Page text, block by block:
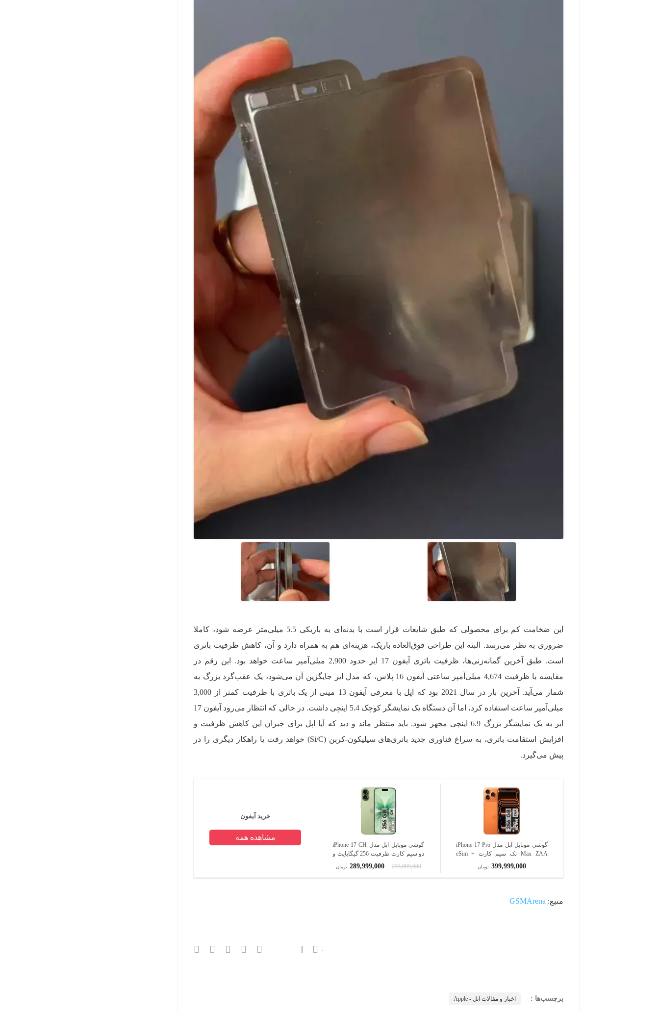
این ضخامت کم برای محصولی که طبق شایعات قرار است با بدنه‌ای به باریکی 5.5 میلی‌متر عرضه شود، کاملا
ضروری به نظر می‌رسد. البته این طراحی فوق‌العاده باریک، هزینه‌ای هم به همراه دارد و آن، کاهش ظرفیت باتری
است. طبق آخرین گمانه‌زنی‌ها، ظرفیت باتری آیفون 17 ایر حدود 2,900 میلی‌آمپر ساعت خواهد بود. این رقم در
مقایسه با ظرفیت 4,674 میلی‌آمپر ساعتی آیفون 16 پلاس، که مدل ایر جایگزین آن می‌شود، یک عقب‌گرد بزرگ به
شمار می‌آید. آخرین بار در سال 2021 بود که اپل با معرفی آیفون 13 مینی از یک باتری با ظرفیت کمتر از 3,000
میلی‌آمپر ساعت استفاده کرد، اما آن دستگاه یک نمایشگر کوچک 5.4 اینچی داشت. در حالی که انتظار می‌رود آیفون 17
ایر به یک نمایشگر بزرگ 6.9 اینچی مجهز شود. باید منتظر ماند و دید که آیا اپل برای جبران این کاهش ظرفیت و
افزایش استقامت باتری، به سراغ فناوری جدید باتری‌های سیلیکون-کربن (Si/C) خواهد رفت یا راهکار دیگری را در
پیش می‌گیرد.
گوشی موبایل اپل مدل iPhone 17 Pro
Max ZAA تک سیم کارت + eSim
گیگابایت - نات اکتیو
399,999,000 تومان
گوشی موبایل اپل مدل iPhone 17 CH
دو سیم کارت ظرفیت 256 گیگابایت و
رم 8 گیگابایت - نات اکتیو
293,999,000
289,999,000 تومان
خرید آیفون
مشاهده همه
منبع: GSMArena
۰
برچسب‌ها : اخبار و مقالات اپل - Apple